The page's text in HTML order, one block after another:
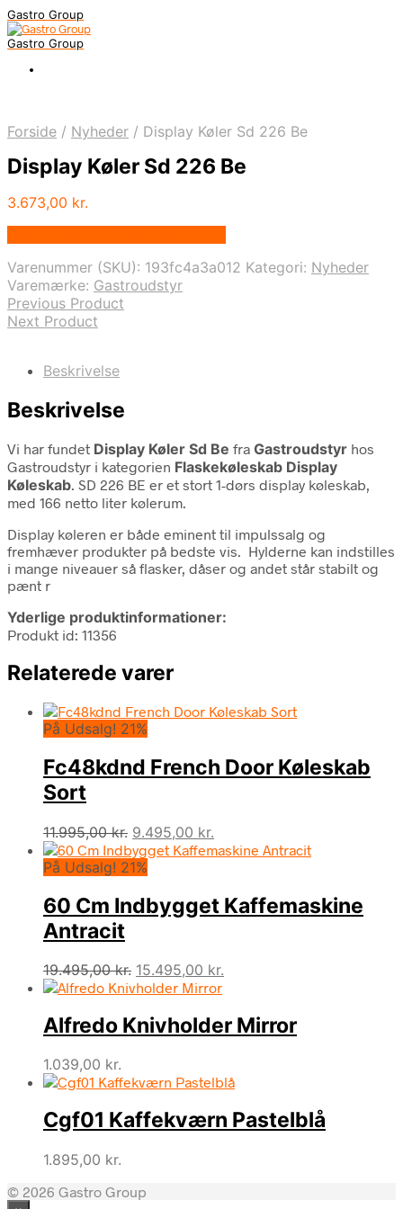
Gastro Group
Gastro Group
Forside / Nyheder / Display Køler Sd 226 Be
Display Køler Sd 226 Be
3.673,00 kr.
Varenummer (SKU): 193fc4a3a012 Kategori: Nyheder
Varemærke: Gastroudstyr
Previous Product
Next Product
Beskrivelse
Beskrivelse
Vi har fundet Display Køler Sd Be fra Gastroudstyr hos
Gastroudstyr i kategorien Flaskekøleskab Display
Køleskab. SD 226 BE er et stort 1-dørs display køleskab,
med 166 netto liter kølerum.
Display køleren er både eminent til impulssalg og
fremhæver produkter på bedste vis. Hylderne kan indstilles
i mange niveauer så flasker, dåser og andet står stabilt og
pænt r
Yderlige produktinformationer:
Produkt id: 11356
Relaterede varer
På Udsalg! 21%
Fc48kdnd French Door Køleskab
Sort
11.995,00kr. Den
oprindelige
pris
11.995,00 kr..
9.495,00 kr.
aktuelle
9.495,00 kr..
På Udsalg! 21%
60 Cm Indbygget Kaffemaskine
Antracit
19.495,00kr. Den
oprindelige
var:
19.495,00 kr..
15.495,00 kr.
er:
15.495,00 kr..
Alfredo Knivholder Mirror
1.039,00 kr.
Cgf01 Kaffekværn Pastelblå
1.895,00 kr.
© 2026 Gastro Group